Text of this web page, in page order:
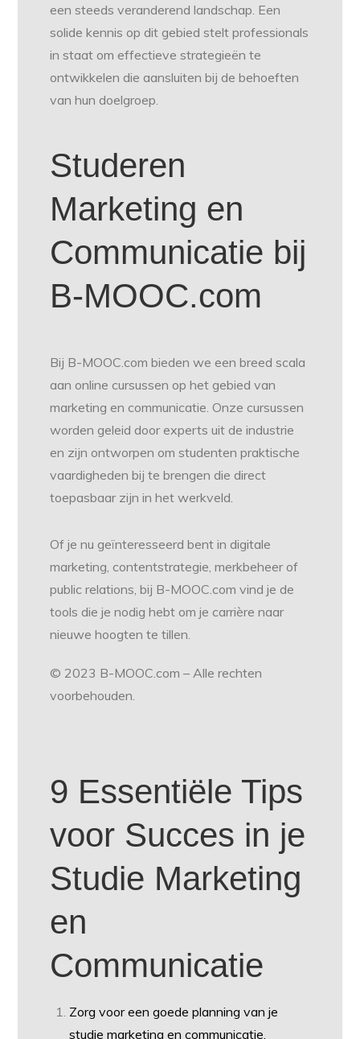
een steeds veranderend landschap. Een
solide kennis op dit gebied stelt professionals
in staat om effectieve strategieën te
ontwikkelen die aansluiten bij de behoeften
van hun doelgroep.
Studeren
Marketing en
Communicatie bij
B-MOOC.com
Bij B-MOOC.com bieden we een breed scala
aan online cursussen op het gebied van
marketing en communicatie. Onze cursussen
worden geleid door experts uit de industrie
en zijn ontworpen om studenten praktische
vaardigheden bij te brengen die direct
toepasbaar zijn in het werkveld.
Of je nu geïnteresseerd bent in digitale
marketing, contentstrategie, merkbeheer of
public relations, bij B-MOOC.com vind je de
tools die je nodig hebt om je carrière naar
nieuwe hoogten te tillen.
© 2023 B-MOOC.com – Alle rechten
voorbehouden.
9 Essentiële Tips
voor Succes in je
Studie Marketing
en
Communicatie
Zorg voor een goede planning van je
studie marketing en communicatie.